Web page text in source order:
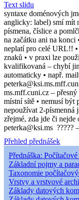
Text slidu
syntaxe doménových
anglicky: label) smí mít
písmena, číslice a
na začátku ani na konci
neplatí pro celé URL!!
znaků • v praxi lze
kvalifikovaná – chybí
automaticky • např.
ms.mff.cuni.cz –
místní sítě • nemusí být
nepoužívat 2-písmenná
zřejmé, zda jde či
peterka@ksi.ms ?????
Přehled přednášek
Přednáška:
Základní pojmy a
Taxonomie
Vrstvy a vrstvové
Základy datových